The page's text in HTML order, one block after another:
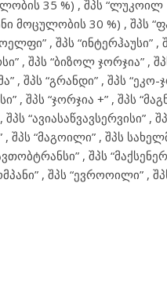
35 %) , შპს “ლუკოილ
მოცულობის 30 %) , შპს
, შპს “ინტერჰაუსი” ,
, შპს “ბიზოლ ჯორჯია” ,
, შპს “გრანდი” , შპს “ეკო-
, შპს “ჯორჯია +” , შპს
შპს “ავიასაწვავსერვისი” ,
, შპს “მაგოილი” , შპს
, შპს
, შპს “ევროოილი” ,